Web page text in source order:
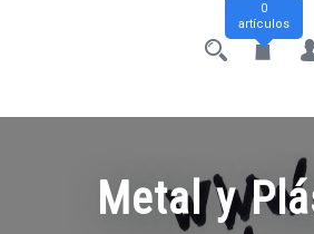
0
artículos
Metal y